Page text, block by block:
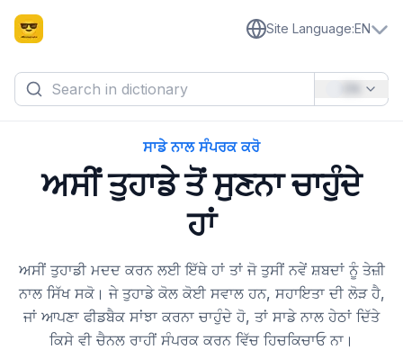
Site Language:EN
ਸਾਡੇ ਨਾਲ ਸੰਪਰਕ ਕਰੋ
ਅਸੀਂ ਤੁਹਾਡੇ ਤੋਂ ਸੁਣਨਾ ਚਾਹੁੰਦੇ
ਹਾਂ
ਅਸੀਂ ਤੁਹਾਡੀ ਮਦਦ ਕਰਨ ਲਈ ਇੱਥੇ ਹਾਂ ਤਾਂ ਜੋ ਤੁਸੀਂ ਨਵੇਂ ਸ਼ਬਦਾਂ ਨੂੰ ਤੇਜ਼ੀ
ਨਾਲ ਸਿੱਖ ਸਕੋ। ਜੇ ਤੁਹਾਡੇ ਕੋਲ ਕੋਈ ਸਵਾਲ ਹਨ, ਸਹਾਇਤਾ ਦੀ ਲੋੜ ਹੈ,
ਜਾਂ ਆਪਣਾ ਫੀਡਬੈਕ ਸਾਂਝਾ ਕਰਨਾ ਚਾਹੁੰਦੇ ਹੋ, ਤਾਂ ਸਾਡੇ ਨਾਲ ਹੇਠਾਂ ਦਿੱਤੇ
ਕਿਸੇ ਵੀ ਚੈਨਲ ਰਾਹੀਂ ਸੰਪਰਕ ਕਰਨ ਵਿੱਚ ਹਿਚਕਿਚਾਓ ਨਾ।